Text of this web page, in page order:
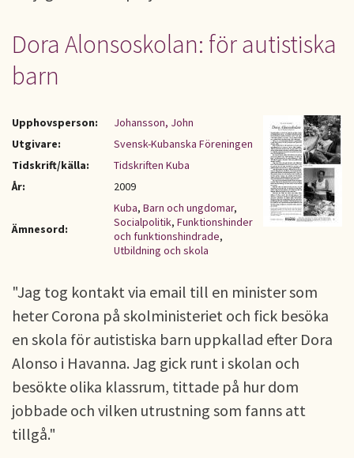
Dora Alonsoskolan: för autistiska
barn
Upphovsperson:
Johansson, John
Utgivare:
Svensk-Kubanska Föreningen
Tidskrift/källa:
Tidskriften Kuba
År:
2009
Ämnesord:
Kuba, Barn och ungdomar,
Socialpolitik, Funktionshinder
och funktionshindrade,
Utbildning och skola
"Jag tog kontakt via email till en minister som
heter Corona på skolministeriet och fick besöka
en skola för autistiska barn uppkallad efter Dora
Alonso i Havanna. Jag gick runt i skolan och
besökte olika klassrum, tittade på hur dom
jobbade och vilken utrustning som fanns att
tillgå."